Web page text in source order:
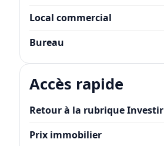
Local commercial
Bureau
Accès rapide
Retour à la rubrique Investir
Prix immobilier